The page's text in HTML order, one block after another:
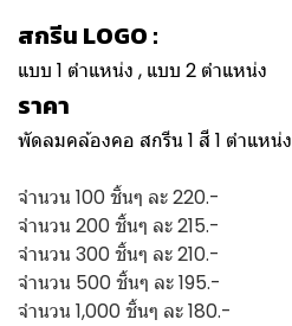
สกรีน LOGO :
แบบ 1 ตำแหน่ง , แบบ 2 ตำแหน่ง
ราคา
พัดลมคล้องคอ สกรีน 1 สี 1 ตำแหน่ง
จำนวน 100 ชิ้นๆ ละ 220.-
จำนวน 200 ชิ้นๆ ละ 215.-
จำนวน 300 ชิ้นๆ ละ 210.-
จำนวน 500 ชิ้นๆ ละ 195.-
จำนวน 1,000 ชิ้นๆ ละ 180.-